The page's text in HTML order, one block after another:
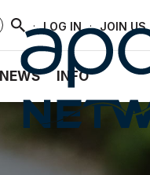
· LOG IN · JOIN US
NEWS INFO